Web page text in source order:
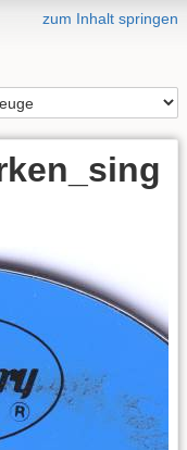
zum Inhalt springen